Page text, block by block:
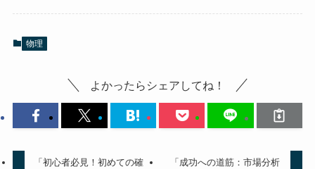
物理
よかったらシェアしてね！
「初心者必見！初めての確
「成功への道筋：市場分析